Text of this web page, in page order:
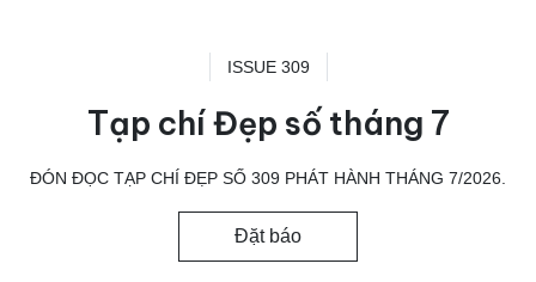
ISSUE 309
Tạp chí Đẹp số tháng 7
ĐÓN ĐỌC TẠP CHÍ ĐẸP SỐ 309 PHÁT HÀNH THÁNG 7/2026.
Đặt báo